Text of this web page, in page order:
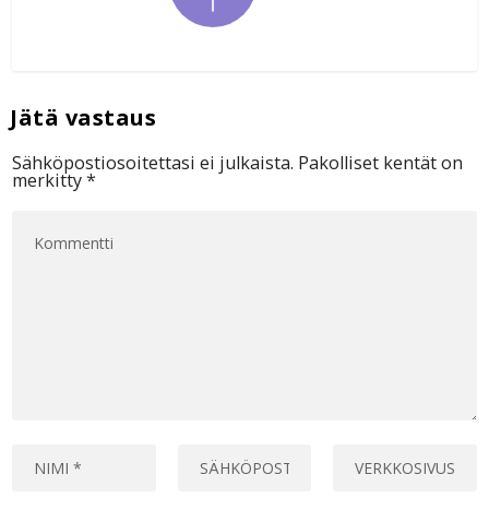
Sähköpostiosoitettasi ei julkaista. Pakolliset kentät on
merkitty*